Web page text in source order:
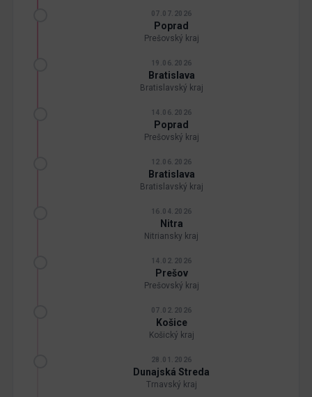
07.07.2026
Poprad
Prešovský kraj
19.06.2026
Bratislava
Bratislavský kraj
14.06.2026
Poprad
Prešovský kraj
12.06.2026
Bratislava
Bratislavský kraj
16.04.2026
Nitra
Nitriansky kraj
14.02.2026
Prešov
Prešovský kraj
07.02.2026
Košice
Košický kraj
28.01.2026
Dunajská Streda
Trnavský kraj